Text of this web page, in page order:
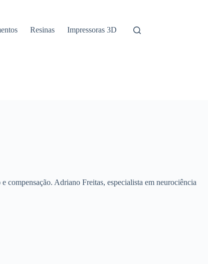
Resinas Impressoras 3D
compensação. Adriano Freitas, especialista em neurociência